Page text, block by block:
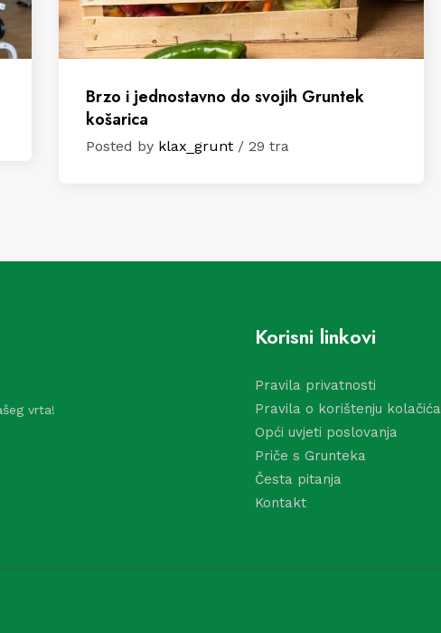
Brzo i jednostavno do svojih Gruntek
košarica
Posted by klax_grunt / 29 tra
vrta!
Korisni linkovi
Pravila privatnosti
Pravila o korištenju kolačića
Opći uvjeti poslovanja
Priče s Grunteka
Česta pitanja
Kontakt